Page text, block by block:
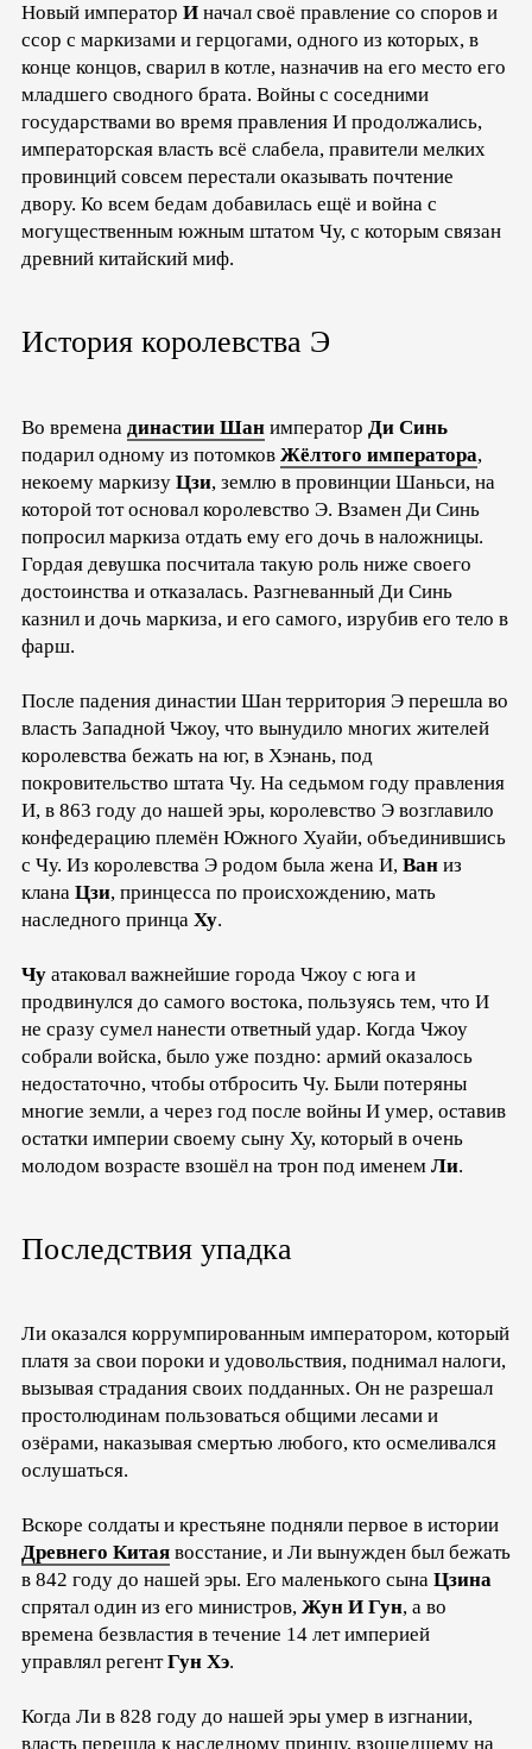
Новый император И начал своё правление со споров и
ссор с маркизами и герцогами, одного из которых, в
конце концов, сварил в котле, назначив на его место его
младшего сводного брата. Войны с соседними
государствами во время правления И продолжались,
императорская власть всё слабела, правители мелких
провинций совсем перестали оказывать почтение
двору. Ко всем бедам добавилась ещё и война с
могущественным южным штатом Чу, с которым связан
древний китайский миф.
История королевства Э
Во времена династии Шан император Ди Синь
подарил одному из потомков Жёлтого императора,
некоему маркизу Цзи, землю в провинции Шаньси, на
которой тот основал королевство Э. Взамен Ди Синь
попросил маркиза отдать ему его дочь в наложницы.
Гордая девушка посчитала такую роль ниже своего
достоинства и отказалась. Разгневанный Ди Синь
казнил и дочь маркиза, и его самого, изрубив его тело в
фарш.
После падения династии Шан территория Э перешла во
власть Западной Чжоу, что вынудило многих жителей
королевства бежать на юг, в Хэнань, под
покровительство штата Чу. На седьмом году правления
И, в 863 году до нашей эры, королевство Э возглавило
конфедерацию племён Южного Хуайи, объединившись
с Чу. Из королевства Э родом была жена И, Ван из
клана Цзи, принцесса по происхождению, мать
наследного принца Ху.
Чу атаковал важнейшие города Чжоу с юга и
продвинулся до самого востока, пользуясь тем, что И
не сразу сумел нанести ответный удар. Когда Чжоу
собрали войска, было уже поздно: армий оказалось
недостаточно, чтобы отбросить Чу. Были потеряны
многие земли, а через год после войны И умер, оставив
остатки империи своему сыну Ху, который в очень
молодом возрасте взошёл на трон под именем Ли.
Последствия упадка
Ли оказался коррумпированным императором, который
платя за свои пороки и удовольствия, поднимал налоги,
вызывая страдания своих подданных. Он не разрешал
простолюдинам пользоваться общими лесами и
озёрами, наказывая смертью любого, кто осмеливался
ослушаться.
Вскоре солдаты и крестьяне подняли первое в истории
Древнего Китая восстание, и Ли вынужден был бежать
в 842 году до нашей эры. Его маленького сына Цзина
спрятал один из его министров, Жун И Гун, а во
времена безвластия в течение 14 лет империей
управлял регентГун Хэ.
Когда Ли в 828 году до нашей эры умер в изгнании,
власть перешла к наследному принцу, взошедшему на